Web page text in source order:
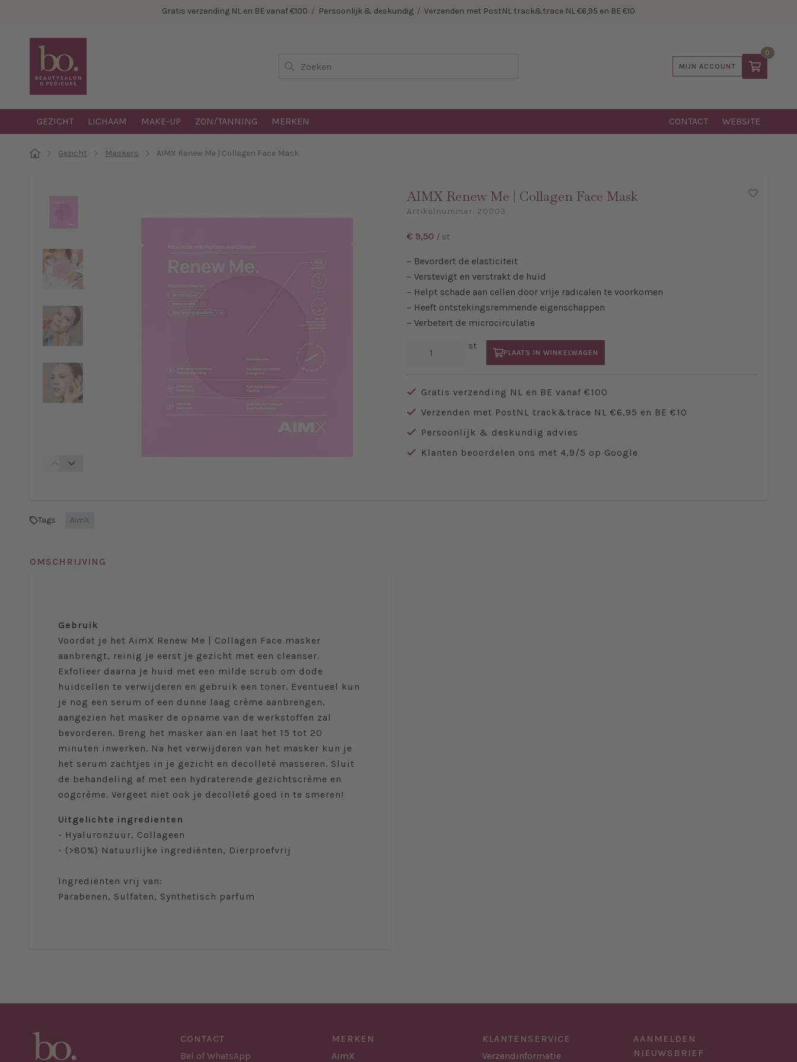
Gratis verzending NL en BE vanaf €100 / Persoonlijk & deskundig / Verzenden met PostNL track&trace NL €6,95 en BE €10
MIJN ACCOUNT
0
Zoeken
GEZICHT LICHAAM MAKE-UP ZON/TANNING MERKEN CONTACT WEBSITE
Gezicht Maskers AIMX Renew Me | Collagen Face Mask
AIMX Renew Me | Collagen Face Mask
Artikelnummer: 20003
€ 9,50 / st
– Bevordert de elasticiteit
– Verstevigt en verstrakt de huid
– Helpt schade aan cellen door vrije radicalen te voorkomen
– Heeft ontstekingsremmende eigenschappen
– Verbetert de microcirculatie
st
PLAATS IN WINKELWAGEN
Gratis verzending NL en BE vanaf €100
Verzenden met PostNL track&trace NL €6,95 en BE €10
Persoonlijk & deskundig advies
Klanten beoordelen ons met 4,9/5 op Google
Tags AimX
OMSCHRIJVING
Gebruik
Voordat je het AimX Renew Me | Collagen Face masker
aanbrengt, reinig je eerst je gezicht met een cleanser.
Exfolieer daarna je huid met een milde scrub om dode
huidcellen te verwijderen en gebruik een toner. Eventueel kun
je nog een serum of een dunne laag crème aanbrengen,
aangezien het masker de opname van de werkstoffen zal
bevorderen. Breng het masker aan en laat het 15 tot 20
minuten inwerken. Na het verwijderen van het masker kun je
het serum zachtjes in je gezicht en decolleté masseren. Sluit
de behandeling af met een hydraterende gezichtscrème en
oogcrème. Vergeet niet ook je decolleté goed in te smeren!
Uitgelichte ingredienten
- Hyaluronzuur, Collageen
- (>80%) Natuurlijke ingrediënten, Dierproefvrij
Ingrediënten vrij van:
Parabenen, Sulfaten, Synthetisch parfum
CONTACT
Bel of WhatsApp
MERKEN
AimX
KLANTENSERVICE
Verzendinformatie
AANMELDEN
NIEUWSBRIEF